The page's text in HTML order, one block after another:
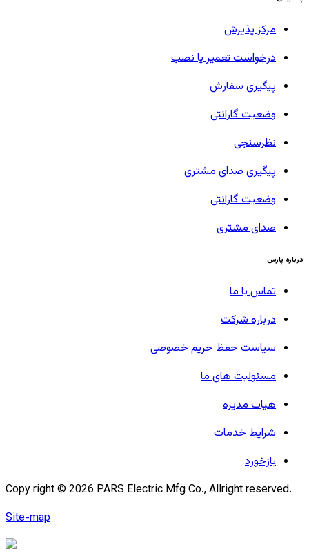
مرکز پذیرش
درخواست تعمیر یا نصب
پیگیری سفارش
وضعیت گارانتی
نظرسنجی
پیگیری صدای مشتری
وضعیت گارانتی
صدای مشتری
درباره پارس
تماس با ما
درباره شرکت
سیاست حفظ حریم خصوصی
مسئولیت های ما
هیات مدیره
شرایط خدمات
بازخورد
Copy right © 2026 PARS Electric Mfg Co., Allright reserved.
Site-map